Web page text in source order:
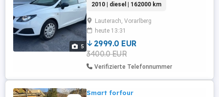
5
2010 | diesel | 162000 km
Lauterach, Vorarlberg
heute 13:31
2999.0 EUR
3400.0 EUR
Verifizierte Telefonnummer
Smart forfour